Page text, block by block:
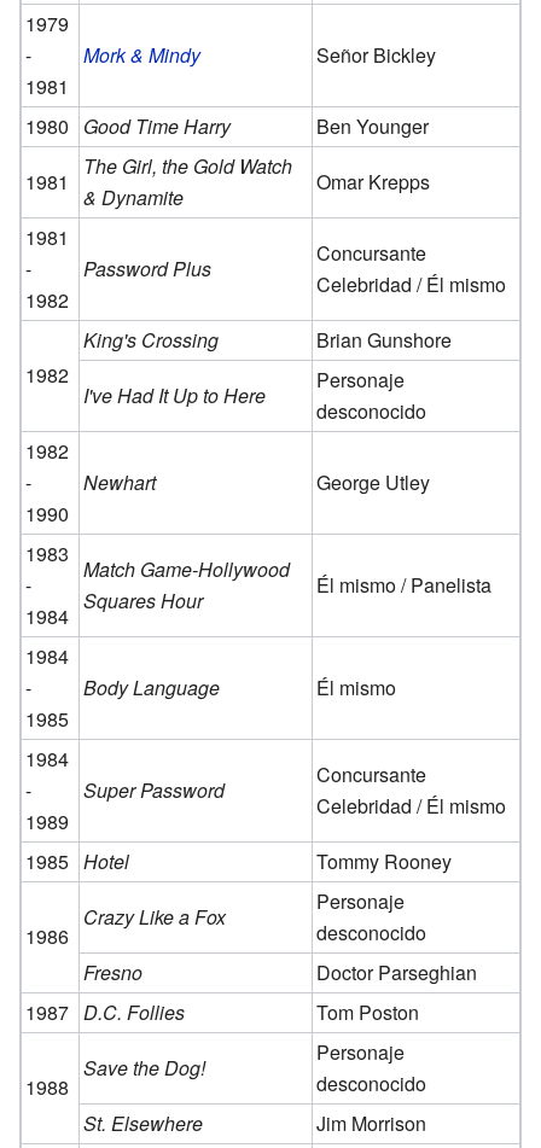
1979
-
1981
Mork & Mindy Señor Bickley
1980 Good Time Harry
Ben Younger
1981
The Girl, the Gold Watch
& Dynamite
Omar Krepps
1981
-
1982
Password Plus
Concursante
Celebridad / Él mismo
1982
King's Crossing
Brian Gunshore
I've Had It Up to Here
Personaje
desconocido
1982
-
1990
Newhart George Utley
1983
-
1984
Match Game-Hollywood
Squares Hour
Él mismo / Panelista
1984
-
1985
Body Language Él mismo
1984
-
1989
Super Password
Concursante
Celebridad / Él mismo
1985 Hotel Tommy Rooney
1986
Crazy Like a Fox
Personaje
desconocido
Fresno
Doctor Parseghian
1987 D.C. Follies Tom Poston
1988
Save the Dog!
Personaje
desconocido
St. Elsewhere
Jim Morrison